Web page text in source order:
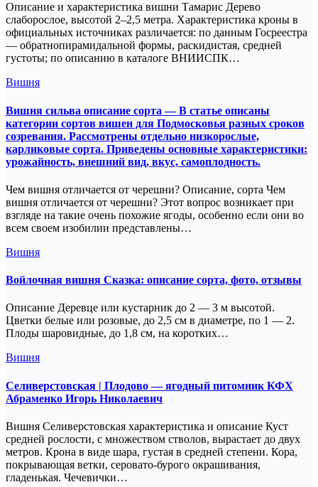
Описание и характеристика вишни Тамарис Дерево
слаборослое, высотой 2–2,5 метра. Характеристика кроны в
официальных источниках различается: по данным Госреестра
— обратнопирамидальной формы, раскидистая, средней
густоты; по описанию в каталоге ВНИИСПК…
Вишня
Вишня сильва описание сорта — В статье описаны
категории сортов вишен для Подмосковья разных сроков
созревания. Рассмотрены отдельно низкорослые,
карликовые сорта. Приведены основные характеристики:
урожайность, внешний вид, вкус, самоплодность.
Чем вишня отличается от черешни? Описание, сорта Чем
вишня отличается от черешни? Этот вопрос возникает при
взгляде на такие очень похожие ягоды, особенно если они во
всем своем изобилии представлены…
Вишня
Войлочная вишня Сказка: описание сорта, фото, отзывы
Описание Деревце или кустарник до 2 — 3 м высотой.
Цветки белые или розовые, до 2,5 см в диаметре, по 1 — 2.
Плоды шаровидные, до 1,8 см, на коротких…
Вишня
Селиверстовская | Плодово — ягодный питомник КФХ
Абраменко Игорь Николаевич
Вишня Селиверстовская характеристика и описание Куст
средней рослости, с множеством стволов, вырастает до двух
метров. Крона в виде шара, густая в средней степени. Кора,
покрывающая ветки, серовато-бурого окрашивания,
гладенькая. Чечевички…